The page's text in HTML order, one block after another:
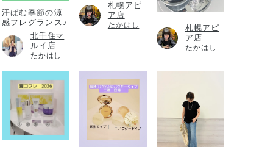
汗ばむ季節の涼
感フレグランス♪
北千住マ
ルイ店
たかはし
札幌アピ
ア店
たかはし
札幌アピ
ア店
たかはし